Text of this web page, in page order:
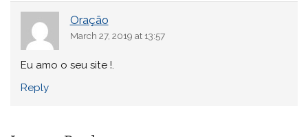
Oração
March 27, 2019 at 13:57
Eu amo o seu site !.
Reply